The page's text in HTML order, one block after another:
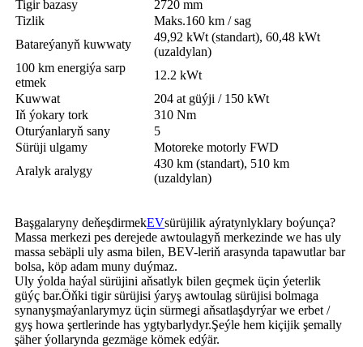
Tigir bazasy
2720 ​​mm
Tizlik
Maks.160 km / sag
Batareýanyň kuwwaty
49,92 kWt (standart), 60,48 kWt
(uzaldylan)
100 km energiýa sarp
etmek
12.2 kWt
Kuwwat
204 at güýji / 150 kWt
Iň ýokary tork
310 Nm
Oturýanlaryň sany
5
Sürüji ulgamy
Motoreke motorly FWD
Aralyk aralygy
430 km (standart), 510 km
(uzaldylan)
Başgalaryny deňeşdirmekEVsürüjilik aýratynlyklary boýunça?
Massa merkezi pes derejede awtoulagyň merkezinde we has uly
massa sebäpli uly asma bilen, BEV-leriň arasynda tapawutlar bar
bolsa, köp adam muny duýmaz.
Uly ýolda haýal sürüjini aňsatlyk bilen geçmek üçin ýeterlik
güýç bar.Öňki tigir sürüjisi ýaryş awtoulag sürüjisi bolmaga
synanyşmaýanlarymyz üçin sürmegi aňsatlaşdyrýar we erbet /
gyş howa şertlerinde has ygtybarlydyr.Şeýle hem kiçijik şemally
şäher ýollarynda gezmäge kömek edýär.